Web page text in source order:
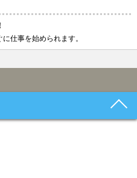
仕事を始められます。